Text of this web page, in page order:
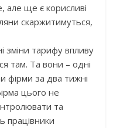
але ще є корисливі
скаржитимуться,
зміни тарифу впливу
там. Та вони – одні
фірми за два тижні
цього не
та
працівники